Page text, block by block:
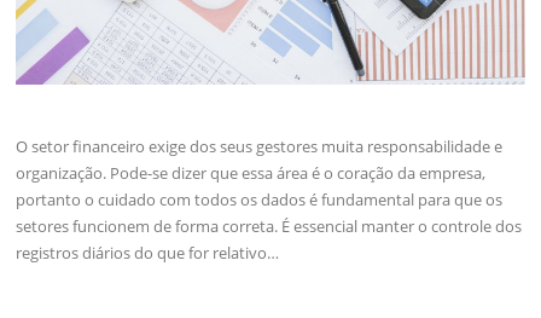
O setor financeiro exige dos seus gestores muita responsabilidade e
organização. Pode-se dizer que essa área é o coração da empresa,
portanto o cuidado com todos os dados é fundamental para que os
setores funcionem de forma correta. É essencial manter o controle dos
registros diários do que for relativo…